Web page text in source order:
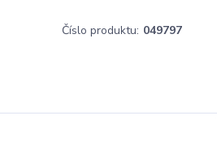
Číslo produktu: 049797